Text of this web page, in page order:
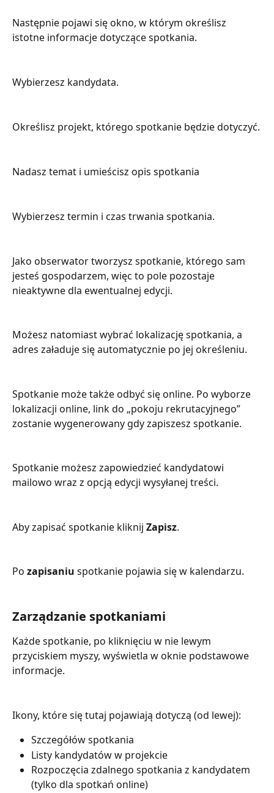
Następnie pojawi się okno, w którym określisz
istotne informacje dotyczące spotkania.
Wybierzesz kandydata.
Określisz projekt, którego spotkanie będzie dotyczyć.
Nadasz temat i umieścisz opis spotkania
Wybierzesz termin i czas trwania spotkania.
Jako obserwator tworzysz spotkanie, którego sam
jesteś gospodarzem, więc to pole pozostaje
nieaktywne dla ewentualnej edycji.
Możesz natomiast wybrać lokalizację spotkania, a
adres załaduje się automatycznie po jej określeniu.
Spotkanie może także odbyć się online. Po wyborze
lokalizacji online, link do „pokoju rekrutacyjnego”
zostanie wygenerowany gdy zapiszesz spotkanie.
Spotkanie możesz zapowiedzieć kandydatowi
mailowo wraz z opcją edycji wysyłanej treści.
Aby zapisać spotkanie kliknij Zapisz.
Po zapisaniu spotkanie pojawia się w kalendarzu.
Zarządzanie spotkaniami
Każde spotkanie, po kliknięciu w nie lewym
przyciskiem myszy, wyświetla w oknie podstawowe
informacje.
Ikony, które się tutaj pojawiają dotyczą (od lewej):
Szczegółów spotkania
Listy kandydatów w projekcie
Rozpoczęcia zdalnego spotkania z kandydatem
(tylko dla spotkań online)